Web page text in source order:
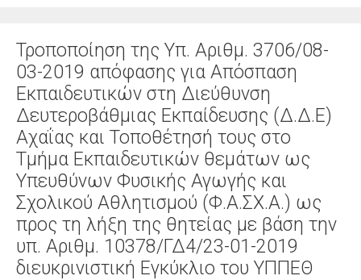
Τροποποίηση της Υπ. Αριθμ. 3706/08-
03-2019 απόφασης για Απόσπαση
Εκπαιδευτικών στη Διεύθυνση
Δευτεροβάθμιας Εκπαίδευσης (Δ.Δ.Ε)
Αχαΐας και Τοποθέτησή τους στο
Τμήμα Εκπαιδευτικών θεμάτων ως
Υπευθύνων Φυσικής Αγωγής και
Σχολικού Αθλητισμού (Φ.Α.ΣΧ.Α.) ως
προς τη λήξη της θητείας με βάση την
υπ. Αριθμ. 10378/ΓΔ4/23-01-2019
διευκρινιστική Εγκύκλιο του ΥΠΠΕΘ